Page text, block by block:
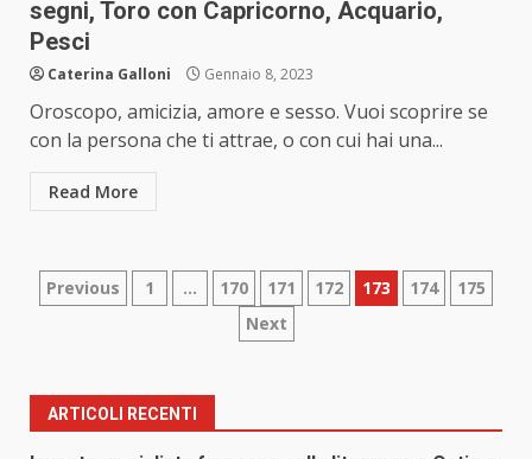
segni, Toro con Capricorno, Acquario,
Pesci
Caterina Galloni Gennaio 8, 2023
Oroscopo, amicizia, amore e sesso. Vuoi scoprire se
con la persona che ti attrae, o con cui hai una...
Read More
Paginazione
articoli
Previous 1 … 170 171 172 173 174
175
Next
ARTICOLI RECENTI